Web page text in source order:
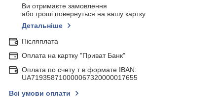
Ви отримаєте замовлення
або гроші повернуться на вашу картку
Детальніше
Післяплата
Оплата на картку "Приват Банк"
Оплата по счету т в формате IBAN:
UA719358710000067320000017655
Всі умови оплати